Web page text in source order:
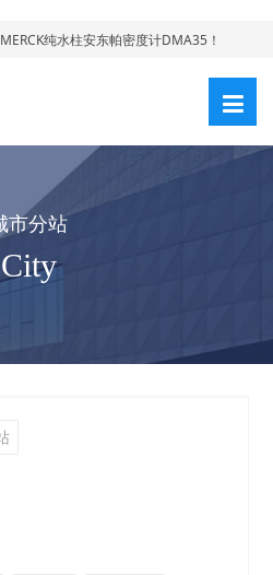
纯水柱安东帕密度计DMA35！
市分站
City